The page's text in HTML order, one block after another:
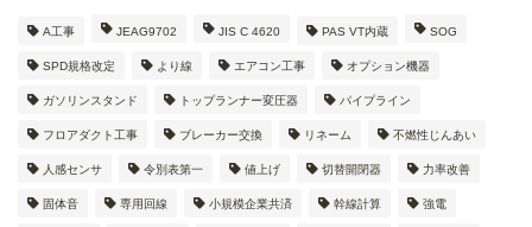
A工事 JEAG9702 JIS C 4620 PAS VT内蔵 SOG
SPD規格改定 より線 エアコン工事 オプション機器
ガソリンスタンド トップランナー変圧器 パイプライン
フロアダクト工事 ブレーカー交換 リネーム 不燃性じんあい
人感センサ 令別表第一 値上げ 切替開閉器 力率改善
固体音 専用回線 小規模企業共済 幹線計算 強電